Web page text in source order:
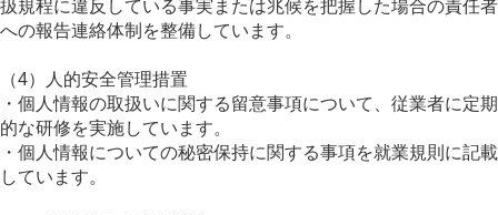
扱規程に違反している事実または兆候を把握した場合の責任者
への報告連絡体制を整備しています。
（4）人的安全管理措置
・個人情報の取扱いに関する留意事項について、従業者に定期
的な研修を実施しています。
・個人情報についての秘密保持に関する事項を就業規則に記載
しています。